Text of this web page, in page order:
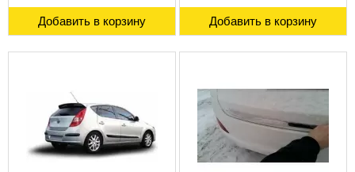
Добавить в корзину Добавить в корзину